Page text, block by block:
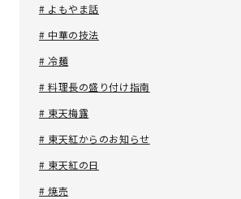
# よもやま話
# 中華の技法
# 冷麺
# 料理長の盛り付け指南
# 東天梅露
# 東天紅からのお知らせ
# 東天紅の日
# 焼売